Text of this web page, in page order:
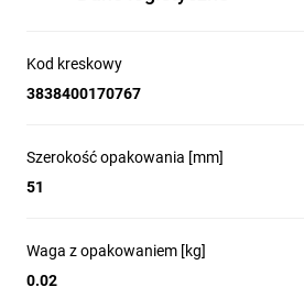
Kod kreskowy
3838400170767
Szerokość opakowania [mm]
51
Waga z opakowaniem [kg]
0.02